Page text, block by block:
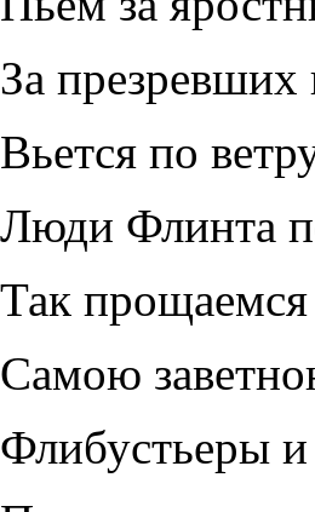
За
Вьется по
Люди Флинта
Так
Самою
Флибустьеры